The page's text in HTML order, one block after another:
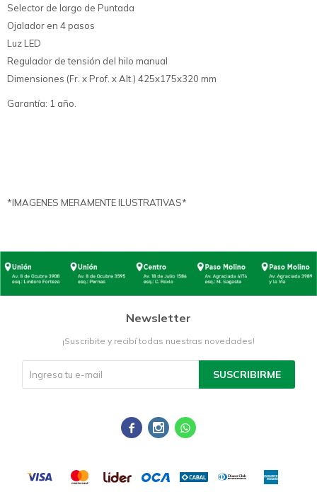
Selector de largo de Puntada
Ojalador en 4 pasos
Luz LED
Regulador de tensión del hilo manual
Dimensiones (Fr. x Prof. x Alt.) 425x175x320 mm
Garantía: 1 año.
*IMAGENES MERAMENTE ILUSTRATIVAS*
Newsletter
¡Suscribite y recibí todas nuestras novedades!
SUSCRIBIRME
  